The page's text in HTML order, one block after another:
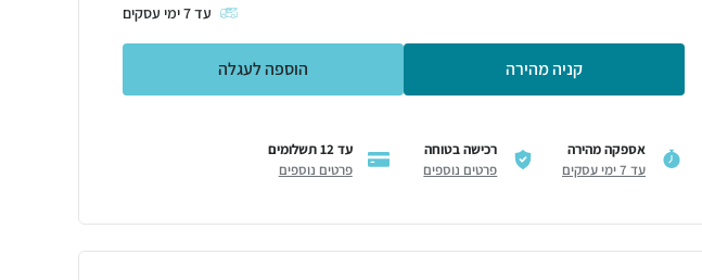
עד7ימי עסקים
קניה מהירה הוספה לעגלה
אספקה מהירה
עד 7 ימי עסקים
רכישה בטוחה
פרטים נוספים
עד 12 תשלומים
פרטים נוספים